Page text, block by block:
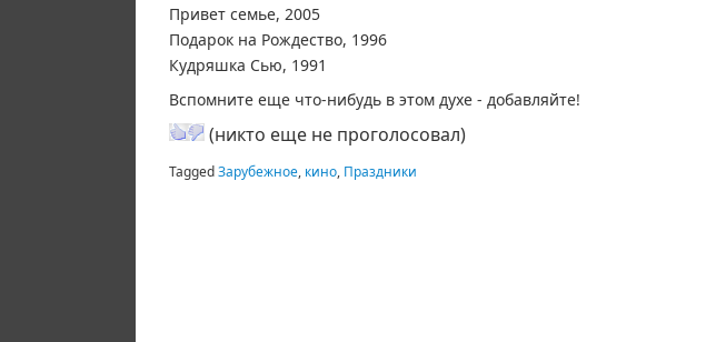
Привет семье, 2005
Подарок на Рождество, 1996
Кудряшка Сью, 1991
Вспомните еще что-нибудь в этом духе - добавляйте!
(никто еще не проголосовал)
TaggedЗарубежное, кино, Праздники